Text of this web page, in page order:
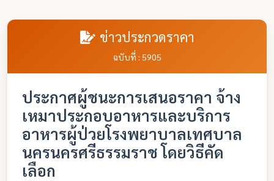
ข่าวประกวดราคา
ฉบับที่ : 5905
ประกาศผู้ชนะการเสนอราคา จ้าง
เหมาประกอบอาหารและบริการ
อาหารผู้ป่วยโรงพยาบาลเทศบาล
นครนครศรีธรรมราช โดยวิธีคัด
เลือก